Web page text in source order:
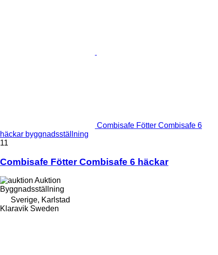
Combisafe Fötter Combisafe 6
häckar byggnadsställning
11
Combisafe Fötter Combisafe 6 häckar
Auktion
Byggnadsställning
Sverige, Karlstad
Klaravik Sweden